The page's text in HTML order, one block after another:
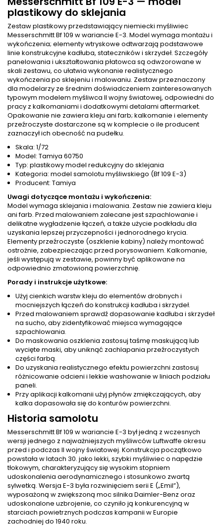
plastikowy do sklejania
Zestaw plastikowy przedstawiający niemiecki myśliwiec
Messerschmitt Bf 109 w wariancie E-3. Model wymaga montażu i
wykończenia; elementy wtryskowe odtwarzają podstawowe
linie konstrukcyjne kadłuba, stateczników i skrzydeł. Szczegóły
panelowania i ukształtowania płatowca są odwzorowane w
skali zestawu, co ułatwia wykonanie realistycznego
wykończenia po sklejeniu i malowaniu. Zestaw przeznaczony
dla modelarzy ze średnim doświadczeniem zainteresowanych
typowym modelem myśliwca II wojny światowej, odpowiedni do
pracy z kalkomaniami i dodatkowymi detalami aftermarket.
Opakowanie nie zawiera kleju ani farb; kalkomanie i elementy
przeźroczyste dostarczone są w komplecie o ile producent
zaznaczył ich obecność na pudełku.
Skala: 1/72
Model: Tamiya 60750
Typ: plastikowy model redukcyjny do sklejania
Kategoria: model samolotu myśliwskiego (Bf 109 E-3)
Producent: Tamiya
Uwagi dotyczące montażu i wykończenia:
Model wymaga sklejania i malowania. Zestaw nie zawiera kleju
ani farb. Przed malowaniem zalecane jest szpachlowanie i
delikatne wygładzenie łączeń, a także użycie podkładu dla
uzyskania lepszej przyczepności i jednorodnego krycia.
Elementy przeźroczyste (oszklenie kabiny) należy montować
ostrożnie, zabezpieczając przed porysowaniem. Kalkomanie,
jeśli występują w zestawie, powinny być aplikowane na
odpowiednio zmatowioną powierzchnię.
Porady i instrukcje użytkowe:
Użyj cienkich warstw kleju do elementów drobnych i
mocniejszych łączeń do konstrukcji kadłuba i skrzydeł.
Przed malowaniem sprawdź dopasowanie kadłuba i skrzydeł
na sucho, aby zidentyfikować miejsca wymagające
szpachlowania.
Do maskowania oszklenia zastosuj taśmę maskującą lub
wycięte maski, aby uniknąć zachlapania przeźroczystych
części farbą.
Do uzyskania realistycznego efektu powierzchni zastosuj
różnicowanie odcieni i lekkie washowanie w liniach podziału
paneli.
Przy aplikacji kalkomanii użyj płynów zmiękczających, aby
kalka dopasowała się do konturów powierzchni.
Historia samolotu
Messerschmitt Bf 109 w wariancie E-3 był jedną z wczesnych
wersji jednego z najważniejszych myśliwców Luftwaffe okresu
przed i podczas II wojny światowej. Konstrukcja początkowo
powstała w latach 30. jako lekki, szybki myśliwiec o napędzie
tłokowym, charakteryzujący się wysokim stopniem
udoskonalenia aerodynamicznego i stosunkowo zwartą
sylwetką. Wersja E-3 była rozwinięciem serii E („Emil”),
wyposażoną w zwiększoną moc silnika Daimler-Benz oraz
udoskonalone uzbrojenie, co czyniło ją konkurencyjną w
starciach powietrznych podczas kampanii w Europie
zachodniej do 1940 roku.